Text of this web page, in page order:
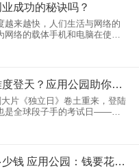
成功的秘诀吗？
越来越快，人们生活与网络的
络的载体手机和电脑在使用
。在移动载体中，手机APP市
应对发展迅速的市场。而在
自己制作APP难度登天？应用公园助你怎么“平步青云”
片《独立日》卷土重来，登陆
是全球段子手的考试日——没
给了段子手们一个百万而不
张小龙自己制作的APP“微
制作一个APP多少钱 应用公园：钱要花在刀刃上